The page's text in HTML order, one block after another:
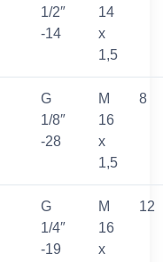
1/2″
-14
14
x
1,5
G
1/8″
-28
M
16
x
1,5
8
G
1/4″
-19
M
16
x
12